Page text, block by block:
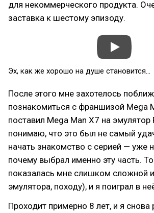
для некоммерческого продукта.
заставка к шестому эпизоду.
Эх, как же хорошо на душе становится...
После этого мне захотелось
познакомиться с франшизой Mega
поставил Mega Man X7 на эмулятор
понимаю, что это был не самый
начать знакомство с серией — уже
почему выбрал именно эту часть.
показалась мне слишком сложной
эмулятора, походу), и я поиграл в
Проходит примерно 8 лет, и я